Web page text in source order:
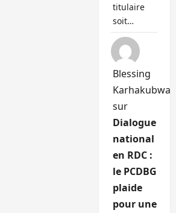
titulaire
soit…
Blessing
Karhakubwa
sur
Dialogue
national
en RDC :
le PCDBG
plaide
pour une